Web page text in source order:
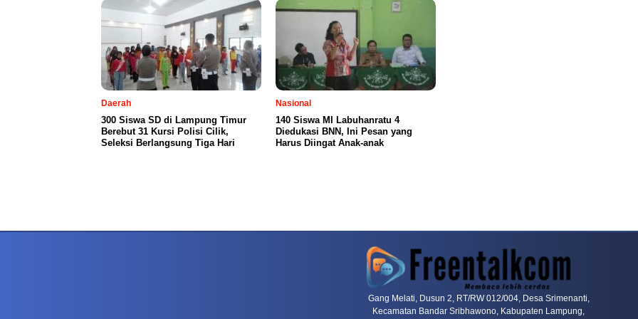
Daerah
300 Siswa SD di Lampung Timur
Berebut 31 Kursi Polisi Cilik,
Seleksi Berlangsung Tiga Hari
Nasional
140 Siswa MI Labuhanratu 4
Diedukasi BNN, Ini Pesan yang
Harus Diingat Anak-anak
PETIR800 LOGIN PETIR800 Tren Mobile Entertainment Terus Mendorong Mahjong Ways Ke Level Berikutnya Banyak Pemain Mulai Mengulas Kembali
Gang Melati, Dusun 2, RT/RW 012/004, Desa Srimenanti,
Kecamatan Bandar Sribhawono, Kabupaten Lampung,